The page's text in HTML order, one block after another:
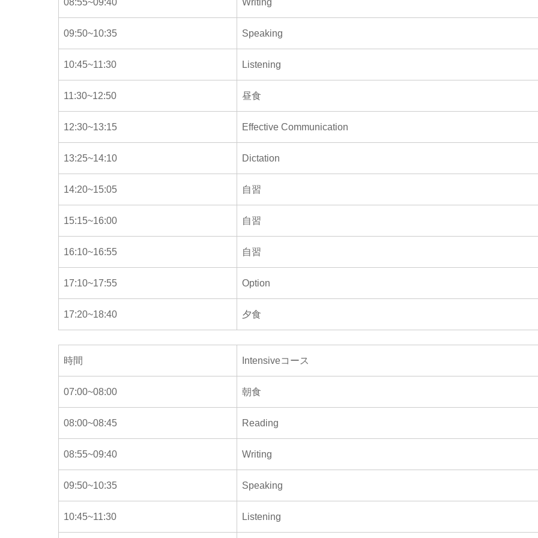
08:55~09:40 Writing
09:50~10:35 Speaking
10:45~11:30 Listening
11:30~12:50 昼食
12:30~13:15 Effective Communication
13:25~14:10 Dictation
14:20~15:05 自習
15:15~16:00 自習
16:10~16:55 自習
17:10~17:55 Option
17:20~18:40 夕食
時間 Intensiveコース
07:00~08:00 朝食
08:00~08:45 Reading
08:55~09:40 Writing
09:50~10:35 Speaking
10:45~11:30 Listening